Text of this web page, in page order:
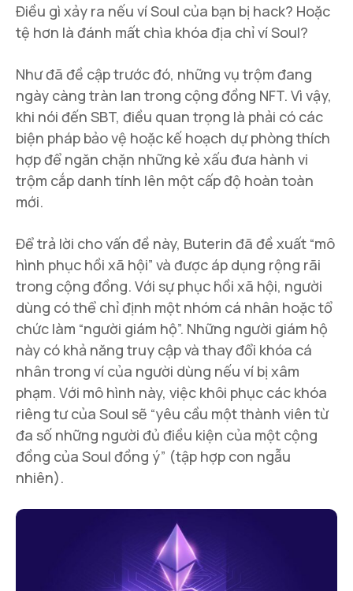
Điều gì xảy ra nếu ví Soul của bạn bị hack? Hoặc
tệ hơn là đánh mất chìa khóa địa chỉ ví Soul?
Như đã đề cập trước đó, những vụ trộm đang
ngày càng tràn lan trong cộng đồng NFT. Vì vậy,
khi nói đến SBT, điều quan trọng là phải có các
biện pháp bảo vệ hoặc kế hoạch dự phòng thích
hợp để ngăn chặn những kẻ xấu đưa hành vi
trộm cắp danh tính lên một cấp độ hoàn toàn
mới.
Để trả lời cho vấn đề này, Buterin đã đề xuất “mô
hình phục hồi xã hội” và được áp dụng rộng rãi
trong cộng đồng. Với sự phục hồi xã hội, người
dùng có thể chỉ định một nhóm cá nhân hoặc tổ
chức làm “người giám hộ”. Những người giám hộ
này có khả năng truy cập và thay đổi khóa cá
nhân trong ví của người dùng nếu ví bị xâm
phạm. Với mô hình này, việc khôi phục các khóa
riêng tư của Soul sẽ “yêu cầu một thành viên từ
đa số những người đủ điều kiện của một cộng
đồng của Soul đồng ý” (tập hợp con ngẫu
nhiên).